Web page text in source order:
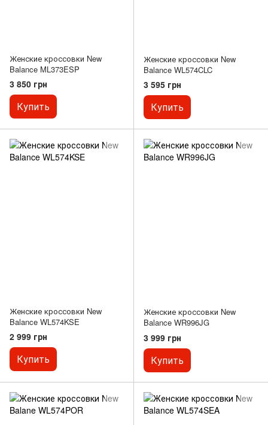
Женские кроссовки New
Balance ML373ESP
3 850 грн
Купить
Женские кроссовки New
Balance WL574CLC
3 595 грн
Купить
Женские кроссовки New
Balance WL574KSE
2 999 грн
Купить
Женские кроссовки New
Balance WR996JG
3 999 грн
Купить